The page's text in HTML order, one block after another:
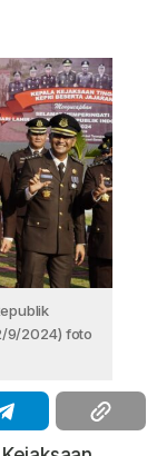
9/2024) foto